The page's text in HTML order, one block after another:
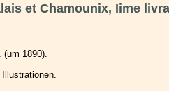
et Chamounix, Iime
1890).